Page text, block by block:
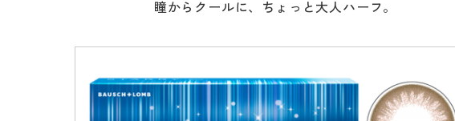
瞳からクールに、ちょっと大人ハーフ。